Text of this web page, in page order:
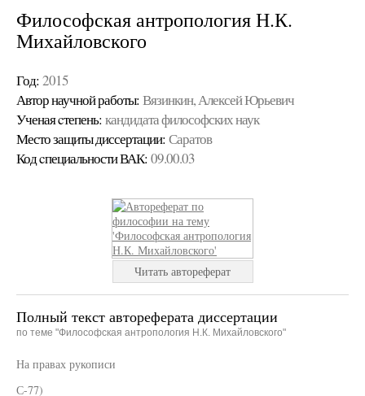
Философская антропология Н.К.
Михайловского
Год: 2015
Автор научной работы: Вязинкин, Алексей Юрьевич
Ученая cтепень: кандидата философских наук
Место защиты диссертации: Саратов
Код cпециальности ВАК: 09.00.03
Читать автореферат
Полный текст автореферата диссертации
по теме "Философская антропология Н.К. Михайловского"
На правах рукописи
С-77)